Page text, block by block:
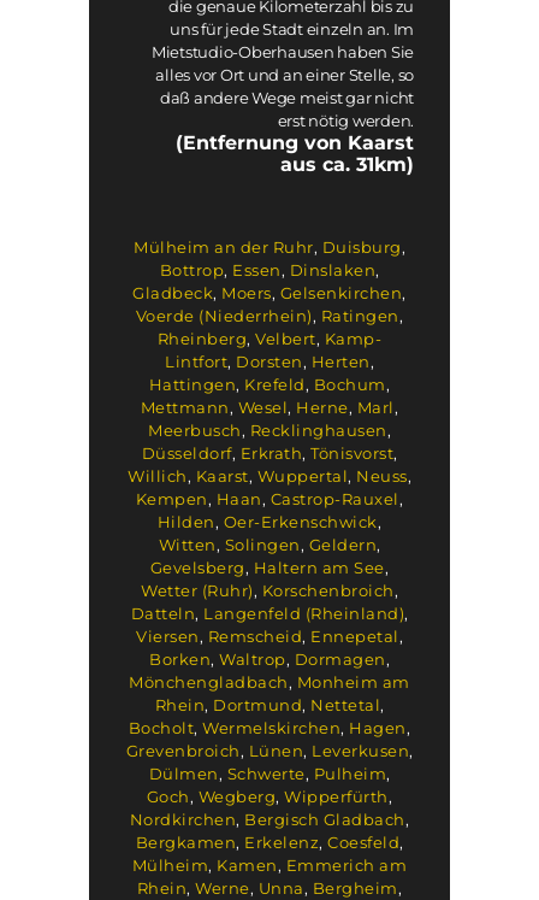
die genaue Kilometerzahl bis zu
uns für jede Stadt einzeln an. Im
Mietstudio-Oberhausen haben Sie
alles vor Ort und an einer Stelle, so
daß andere Wege meist gar nicht
erst nötig werden.
(Entfernung von Kaarst
aus ca. 31km)
Mülheim an der Ruhr, Duisburg,
Bottrop, Essen, Dinslaken,
Gladbeck, Moers, Gelsenkirchen,
Voerde (Niederrhein), Ratingen,
Rheinberg,Velbert, Kamp-
Lintfort, Dorsten, Herten,
Hattingen, Krefeld, Bochum,
Mettmann, Wesel, Herne, Marl,
Meerbusch, Recklinghausen,
Düsseldorf, Erkrath, Tönisvorst,
Willich, Kaarst, Wuppertal, Neuss,
Kempen, Haan, Castrop-Rauxel,
Hilden, Oer-Erkenschwick,
Witten, Solingen, Geldern,
Gevelsberg, Haltern am See,
Wetter (Ruhr), Korschenbroich,
Datteln, Langenfeld (Rheinland),
Viersen, Remscheid, Ennepetal,
Borken, Waltrop, Dormagen,
Mönchengladbach, Monheim am
Rhein, Dortmund, Nettetal,
Bocholt,Wermelskirchen, Hagen,
Grevenbroich, Lünen, Leverkusen,
Dülmen, Schwerte, Pulheim,
Goch, Wegberg,Wipperfürth,
Nordkirchen, Bergisch Gladbach,
Bergkamen, Erkelenz, Coesfeld,
Mülheim, Kamen, Emmerich am
Rhein,Werne, Unna, Bergheim,